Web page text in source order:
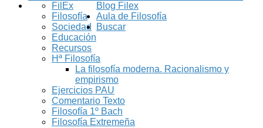
Blog Filex
FilEx
Filosofía
Sociedad
Educación
Recursos
Aula de Filosofía
Hª Filosofía
La filosofía moderna. Racionalismo y
empirismo
Ejercicios PAU
Comentario Texto
Filosofía 1º Bach
Filosofía Extremeña
Buscar